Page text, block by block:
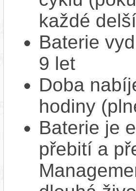
každé
Baterie
9 let
Doba
hodiny
Baterie je
přebití a